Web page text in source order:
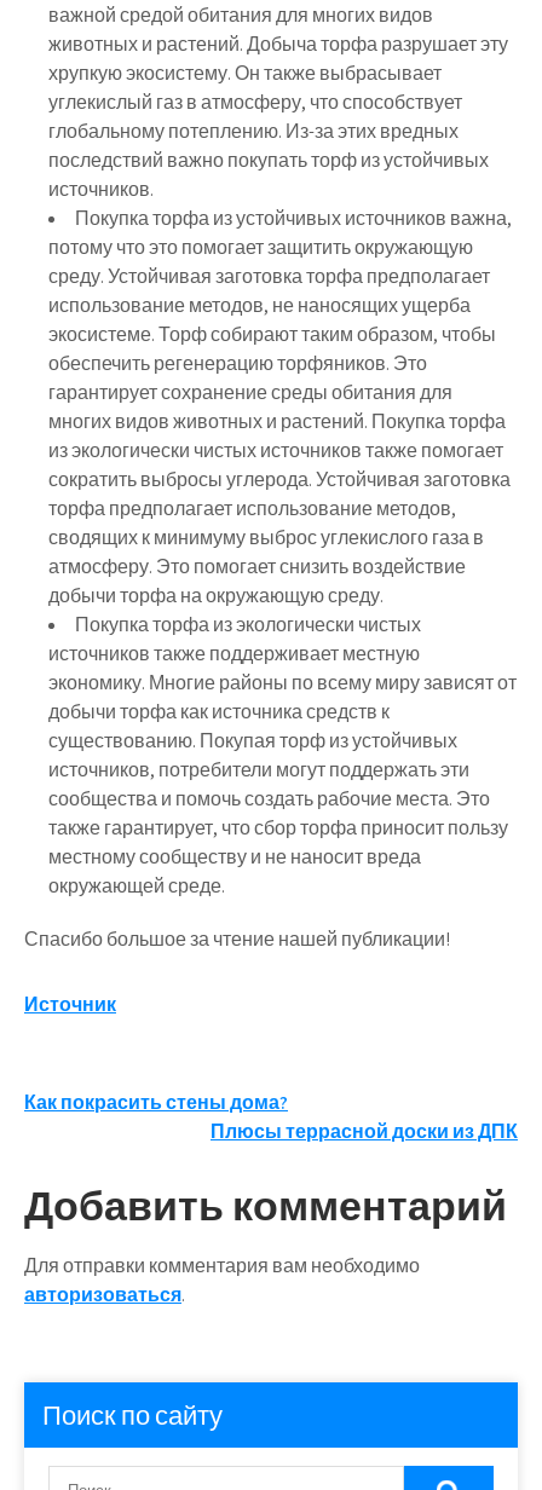
важной средой обитания для многих видов
животных и растений. Добыча торфа разрушает эту
хрупкую экосистему. Он также выбрасывает
углекислый газ в атмосферу, что способствует
глобальному потеплению. Из-за этих вредных
последствий важно покупать торф из устойчивых
источников.
Покупка торфа из устойчивых источников важна,
потому что это помогает защитить окружающую
среду. Устойчивая заготовка торфа предполагает
использование методов, не наносящих ущерба
экосистеме. Торф собирают таким образом, чтобы
обеспечить регенерацию торфяников. Это
гарантирует сохранение среды обитания для
многих видов животных и растений. Покупка торфа
из экологически чистых источников также помогает
сократить выбросы углерода. Устойчивая заготовка
торфа предполагает использование методов,
сводящих к минимуму выброс углекислого газа в
атмосферу. Это помогает снизить воздействие
добычи торфа на окружающую среду.
Покупка торфа из экологически чистых
источников также поддерживает местную
экономику. Многие районы по всему миру зависят от
добычи торфа как источника средств к
существованию. Покупая торф из устойчивых
источников, потребители могут поддержать эти
сообщества и помочь создать рабочие места. Это
также гарантирует, что сбор торфа приносит пользу
местному сообществу и не наносит вреда
окружающей среде.
Спасибо большое за чтение нашей публикации!
Источник
Навигация
записям
Как покрасить стены дома?
Плюсы террасной доски из ДПК
Добавить комментарий
Для отправки комментария вам необходимо
авторизоваться.
Поиск по сайту